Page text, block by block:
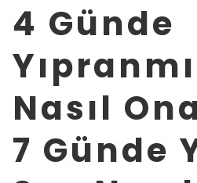
4 Günde
Nasıl
7 Günde